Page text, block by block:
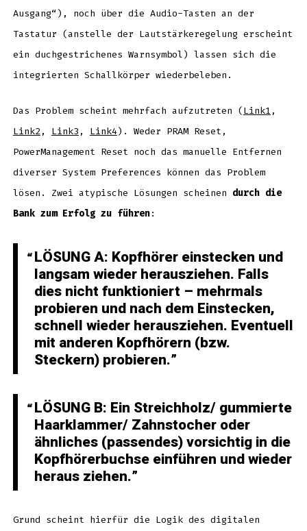
Ausgang“), noch über die Audio-Tasten an der
Tastatur (anstelle der Lautstärkeregelung erscheint
ein duchgestrichenes Warnsymbol) lassen sich die
integrierten Schallkörper wiederbeleben.
Das Problem scheint mehrfach aufzutreten (Link1 ,
Link2, Link3 , Link4). Weder PRAM Reset,
PowerManagement Reset noch das manuelle Entfernen
diverser System Preferences können das Problem
lösen. Zwei atypische Lösungen scheinen durch die
Bank zum Erfolg zu führen:
LÖSUNG A: Kopfhörereinstecken und
langsam wieder herausziehen. Falls
dies nicht funktioniert – mehrmals
probieren und nach dem Einstecken,
schnell wieder herausziehen. Eventuell
mit anderen Kopfhörern (bzw.
Steckern) probieren.
LÖSUNG B: Ein Streichholz/ gummierte
Haarklammer/Zahnstocheroder
ähnliches (passendes) vorsichtig in die
Kopfhörerbuchse einführen und wieder
heraus ziehen.
Grund scheint hierfür die Logik des digitalen